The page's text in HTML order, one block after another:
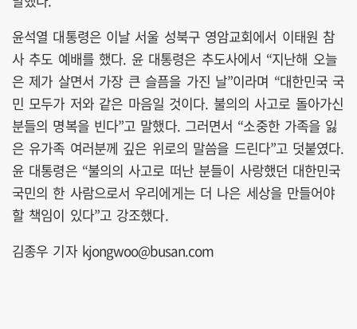
윤석열 대통령은 이날 서울 성북구 영암교회에서 이태원 참
사 추도 예배를 했다. 윤 대통령은 추도사에서 “지난해 오늘
은 제가 살면서 가장 큰 슬픔을 가진 날”이라며 “대한민국 국
민 모두가 저와 같은 마음일 것이다. 불의의 사고로 돌아가신
분들의 명복을 빈다”고 말했다. 그러면서 “소중한 가족을 잃
은 유가족 여러분께 깊은 위로의 말씀을 드린다”고 덧붙였다.
윤 대통령은 “불의의 사고로 떠난 분들이 사랑했던 대한민국
국민의 한 사람으로서 우리에게는 더 나은 세상을 만들어야
할 책임이 있다”고 강조했다.
김종우 기자 kjongwoo@busan.com